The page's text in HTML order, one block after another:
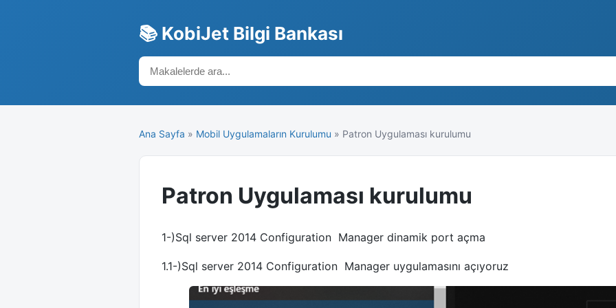
📚 KobiJet Bilgi Bankası
Ana Sayfa » Mobil Uygulamaların Kurulumu » Patron Uygulaması kurulumu
Patron Uygulaması kurulumu
1-)Sql server 2014 Configuration Manager dinamik port açma
1.1-)Sql server 2014 Configuration Manager uygulamasını açıyoruz